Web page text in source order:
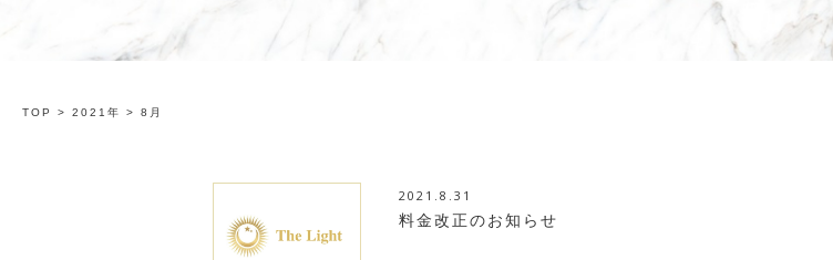
TOP > 2021年 > 8月
2021.8.31
料金改正のお知らせ